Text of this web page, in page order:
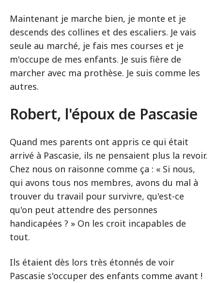
Maintenant je marche bien, je monte et je
descends des collines et des escaliers. Je vais
seule au marché, je fais mes courses et je
m'occupe de mes enfants. Je suis fière de
marcher avec ma prothèse. Je suis comme les
autres.
Robert, l'époux de Pascasie
Quand mes parents ont appris ce qui était
arrivé à Pascasie, ils ne pensaient plus la revoir.
Chez nous on raisonne comme ça : « Si nous,
qui avons tous nos membres, avons du mal à
trouver du travail pour survivre, qu'est-ce
qu'on peut attendre des personnes
handicapées ? » On les croit incapables de
tout.
Ils étaient dès lors très étonnés de voir
Pascasie s'occuper des enfants comme avant !